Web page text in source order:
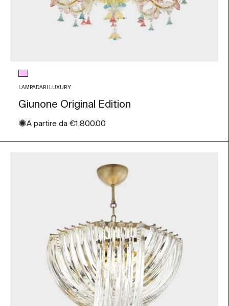
Colore vetro
Rosa e Azzurro
LAMPADARI LUXURY
Giunone Original Edition
✺Prezzo scontato
A partire da €1,800.00